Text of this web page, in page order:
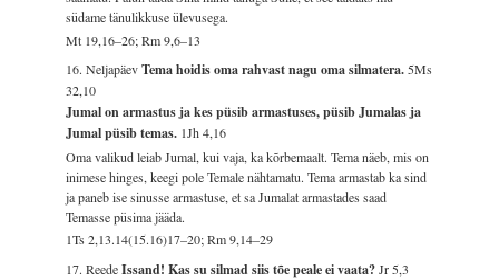
südame tänulikkuse ülevusega.
Mt 19,16–26; Rm 9,6–13
16. NeljapäevTema hoidis oma rahvast nagu oma silmatera.5Ms
32,10
Jumal on armastus ja kes püsib armastuses, püsib Jumalas ja
Jumal püsib temas. 1Jh 4,16
Oma valikud leiab Jumal, kui vaja, ka kõrbemaalt. Tema näeb, mis on
inimese hinges, keegi pole Temale nähtamatu. Tema armastab ka sind
ja paneb ise sinusse armastuse, et sa Jumalat armastades saad
Temasse püsima jääda.
1Ts 2,13.14(15.16)17–20; Rm 9,14–29
17. ReedeIssand! Kas su silmad siis tõe peale ei vaata?Jr 5,3